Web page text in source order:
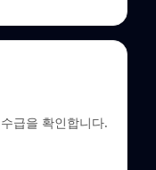
급을 확인합니다.